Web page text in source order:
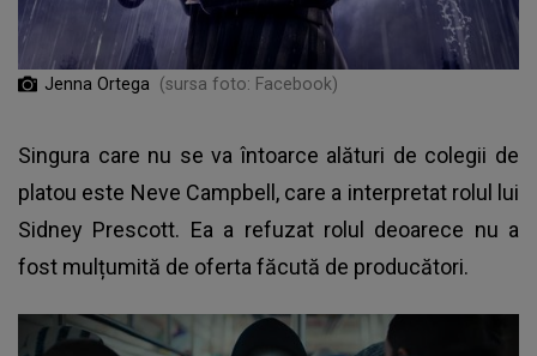
Jenna Ortega (sursa foto: Facebook)
Singura care nu se va întoarce alături de colegii de
platou este Neve Campbell, care a interpretat rolul lui
Sidney Prescott. Ea a refuzat rolul deoarece nu a
fost mulțumită de oferta făcută de producători.